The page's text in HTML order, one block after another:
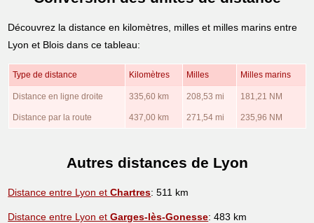
Découvrez la distance en kilomètres, milles et milles marins entre
Lyon et Blois dans ce tableau:
Type de distance Kilomètres Milles Milles marins
Distance en ligne droite 335,60 km 208,53 mi 181,21 NM
Distance par la route 437,00 km 271,54 mi 235,96 NM
Autres distances de Lyon
Distance entre Lyon etChartres: 511 km
Distance entre Lyon etGarges-lès-Gonesse: 483 km